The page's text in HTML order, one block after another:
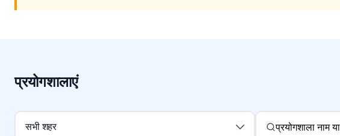
प्रयोगशालाएं
शहर के अनुसार फ़िल्टर करें
सभी शहर